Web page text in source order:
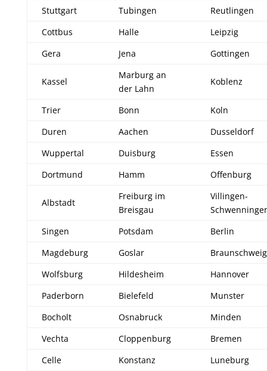
Stuttgart
Tubingen
Reutlingen
Cottbus
Halle
Leipzig
Gera
Jena Gottingen
Kassel
Marburg an
der Lahn
Koblenz
Trier Bonn
Koln
Duren
Aachen
Dusseldorf
Wuppertal
Duisburg
Essen
Dortmund
Hamm Offenburg
Albstadt
Freiburg im
Breisgau
Villingen-
Singen
Potsdam
Berlin
Magdeburg
Goslar
Braunschweig
Wolfsburg
Hildesheim
Hannover
Paderborn
Bielefeld
Munster
Bocholt
Osnabruck
Minden
Vechta
Cloppenburg
Bremen
Celle
Konstanz
Luneburg